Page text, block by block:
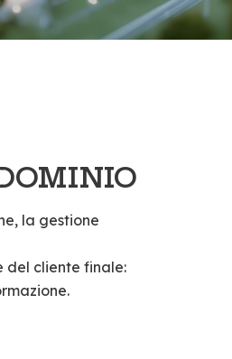
la gestione
del cliente finale: